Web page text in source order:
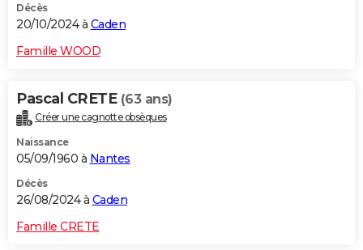
Décès
20/10/2024 à Caden
Famille WOOD
Pascal CRETE (63 ans)
Créer une cagnotte obsèques
Naissance
05/09/1960 à Nantes
Décès
26/08/2024 à Caden
Famille CRETE